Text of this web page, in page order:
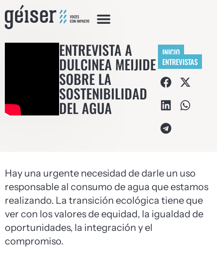
ENTREVISTA A
DULCINEA MEIJIDE
SOBRE LA
SOSTENIBILIDAD
DEL AGUA
INICIO
ENTREVISTAS
Hay una urgente necesidad de darle un uso
responsable al consumo de agua que estamos
realizando. La transición ecológica tiene que
ver con los valores de equidad, la igualdad de
oportunidades, la integración y el
compromiso.